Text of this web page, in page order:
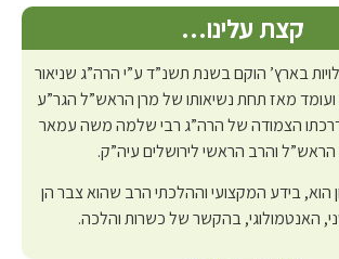
קצת עלינו…
בארץ’ הוקם בשנת תשנ”ד ע”י הרה”ג שניאור
ועומד מאז תחת נשיאותו של מרן הראש”ל הגר”ע
הצמודה של הרה”ג רבי שלמה משה עמאר
והרב הראשי לירושלים עיה”ק.
הוא, בידע המקצועי וההלכתי הרב שהוא צבר הן
האנטמולוגי, בהקשר של כשרות והלכה.